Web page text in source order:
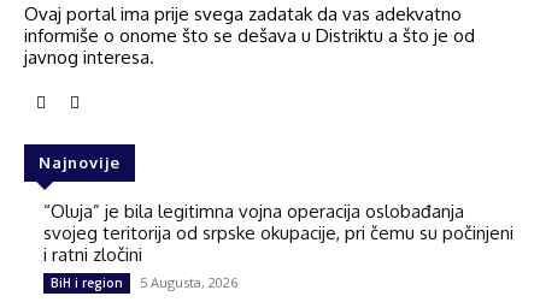
Ovaj portal ima prije svega zadatak da vas adekvatno
informiše o onome što se dešava u Distriktu a što je od
javnog interesa.
Najnovije
“Oluja” je bila legitimna vojna operacija oslobađanja
svojeg teritorija od srpske okupacije, pri čemu su počinjeni
i ratni zločini
BiH i region 5 Augusta, 2026